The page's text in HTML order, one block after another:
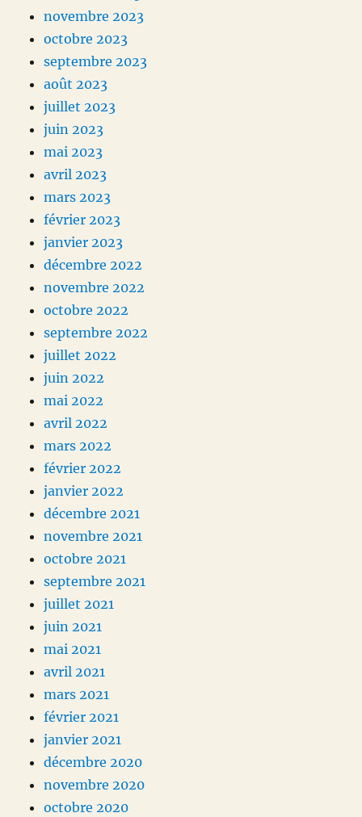
novembre 2023
octobre 2023
septembre 2023
août 2023
juillet 2023
juin 2023
mai 2023
avril 2023
mars 2023
février 2023
janvier 2023
décembre 2022
novembre 2022
octobre 2022
septembre 2022
juillet 2022
juin 2022
mai 2022
avril 2022
mars 2022
février 2022
janvier 2022
décembre 2021
novembre 2021
octobre 2021
septembre 2021
juillet 2021
juin 2021
mai 2021
avril 2021
mars 2021
février 2021
janvier 2021
décembre 2020
novembre 2020
octobre 2020